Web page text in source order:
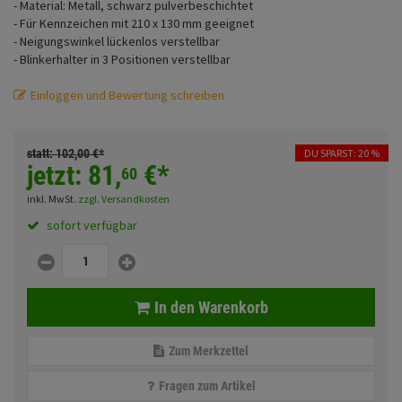
Fahrwerk
Zubehör
Merchandise
Anmelden | Registrieren
- Material: Metall, schwarz pulverbeschichtet
- Für Kennzeichen mit 210 x 130 mm geeignet
- Neigungswinkel lückenlos verstellbar
- Blinkerhalter in 3 Positionen verstellbar
Einloggen und Bewertung schreiben
statt:102,00€*
jetzt: 81,60 €*
DU SPARST: 20 %
inkl. MwSt. zzgl. Versandkosten
sofort verfügbar
In den Warenkorb
Zum Merkzettel
Fragen zum Artikel